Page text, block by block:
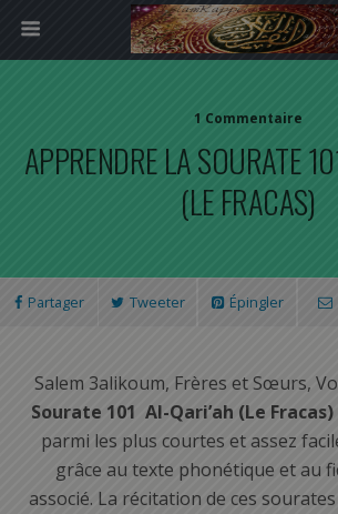
1 Commentaire
APPRENDRE LA SOURATE
(LE FRACAS)
Partager Tweeter Épingler
Salem 3alikoum, Frères et Sœurs,
Sourate 101 Al-Qari’ah (Le Fracas)
parmi les plus courtes et assez
grâce au texte phonétique et au
associé. La récitation de ces